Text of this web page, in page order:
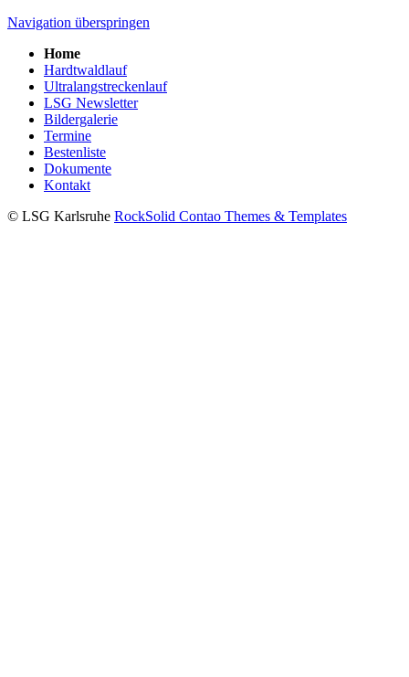
Navigation überspringen
Home
Hardtwaldlauf
Ultralangstreckenlauf
LSG Newsletter
Bildergalerie
Termine
Bestenliste
Dokumente
Kontakt
© LSG Karlsruhe RockSolid Contao Themes & Templates